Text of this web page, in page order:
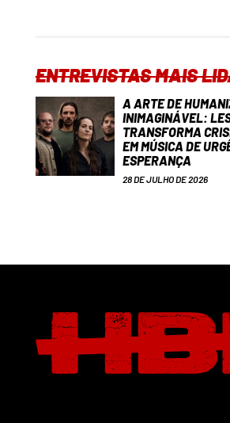
ENTREVISTAS MAIS
A ARTE DE
INIMAGINÁVEL:
TRANSFORMA
EM MÚSICA DE
ESPERANÇA
28 DE JULHO DE 2026